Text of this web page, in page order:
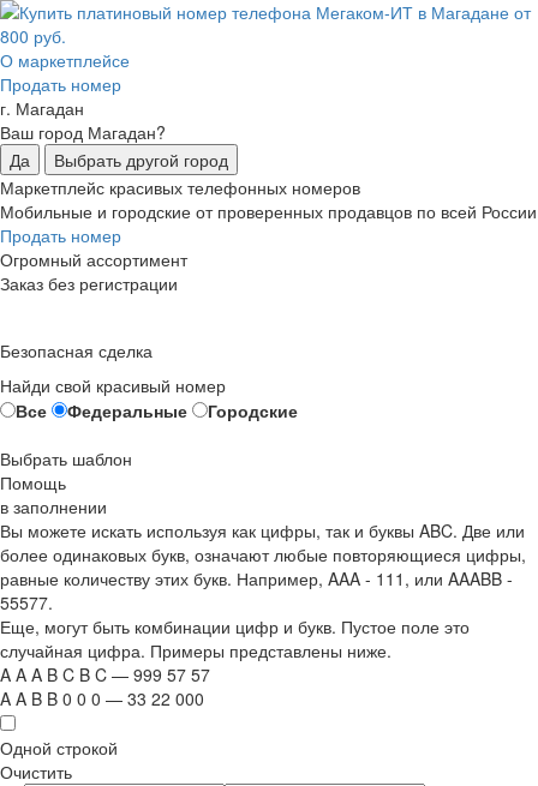
О маркетплейсе
Продать номер
г. Магадан
Ваш город Магадан?
Да
Выбрать другой город
Маркетплейс красивых телефонных номеров
Мобильные и городские от проверенных продавцов по всей России
Продать номер
Огромный ассортимент
Заказ без регистрации
Безопасная сделка
Найди свой красивый номер
Все
Федеральные
Городские
Выбрать шаблон
Помощь
в заполнении
Вы можете искать используя как цифры, так и буквы ABC. Две или
более одинаковых букв, означают любые повторяющиеся цифры,
равные количеству этих букв. Например, AAA - 111 , или AAABB -
55577.
Еще, могут быть комбинации цифр и букв. Пустое поле это
случайная цифра. Примеры представлены ниже.
A A A B C B C — 999 57 57
A A B B 0 0 0 — 33 22 000
Одной строкой
Очистить